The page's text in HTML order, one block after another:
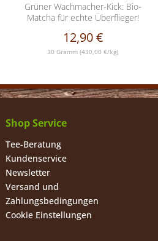
Grüner Wachmacher-Kick: Bio-
Matcha für echte Überflieger!
12,90 €
30 Gramm(430,00 €/kg)
Shop Service
Tee-Beratung
Kundenservice
Newsletter
Versand und
Zahlungsbedingungen
Cookie Einstellungen